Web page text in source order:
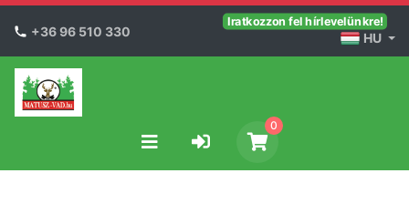
+36 96 510 330
Iratkozzon fel hírlevelünkre!
HU
0